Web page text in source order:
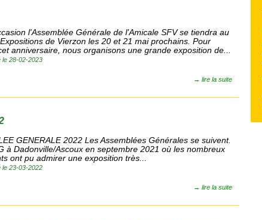
l'Assemblée Générale de l'Amicale SFV se tiendra au
de Vierzon les 20 et 21 mai prochains. Pour
anniversaire, nous organisons une grande exposition de...
le 28-02-2023
→lire la suite
GENERALE 2022 Les Assemblées Générales se suivent.
à Dadonville/Ascoux en septembre 2021 où les nombreux
ont pu admirer une exposition très...
le 23-03-2022
→lire la suite